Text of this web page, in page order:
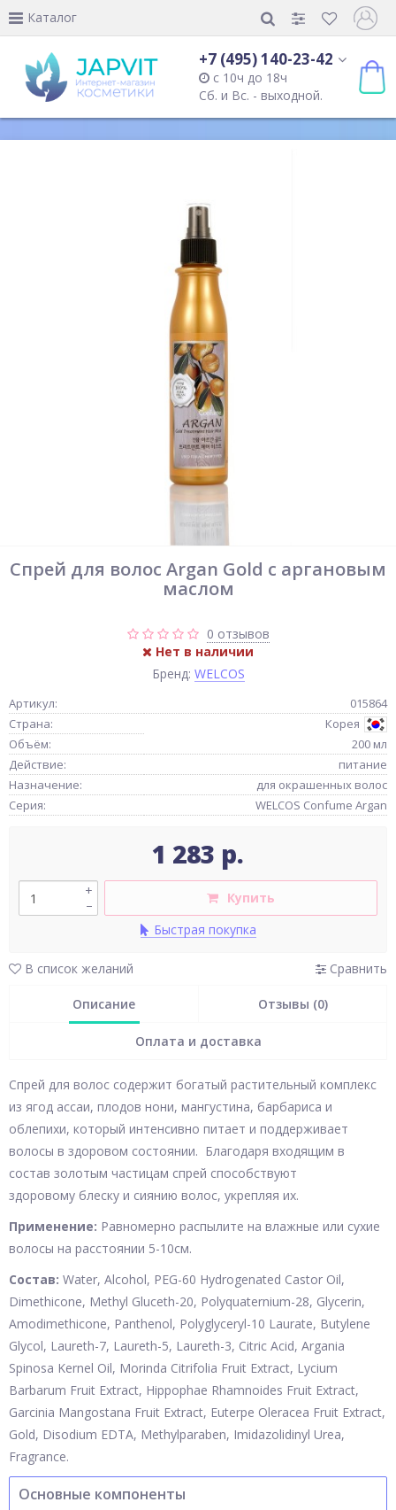
Каталог
+7 (495) 140-23-42
с 10ч до 18ч
Сб. и Вс. - выходной.
Спрей для волос Argan Gold с аргановым
маслом
0 отзывов
Нет в наличии
Бренд: WELCOS
Артикул:
015864
Страна:
Корея
Объём:
200 мл
Действие:
питание
Назначение:
для окрашенных волос
Серия:
WELCOS Confume Argan
1 283 р.
–
+
Купить
Быстрая покупка
В список желаний Сравнить
Описание Отзывы (0)
Оплата и доставка
Спрей для волос содержит богатый растительный комплекс
из ягод ассаи, плодов нони, мангустина, барбариса и
облепихи, который интенсивно питает и поддерживает
волосы в здоровом состоянии. Благодаря входящим в
состав золотым частицам спрей способствуют
здоровому блеску и сиянию волос, укрепляя их.
Применение: Равномерно распылите на влажные или сухие
волосы на расстоянии 5-10см.
Состав: Water, Alcohol, PEG-60 Hydrogenated Castor Oil,
Dimethicone, Methyl Gluceth-20, Polyquaternium-28, Glycerin,
Amodimethicone, Panthenol, Polyglyceryl-10 Laurate, Butylene
Glycol, Laureth-7, Laureth-5, Laureth-3, Citric Acid, Argania
Spinosa Kernel Oil, Morinda Citrifolia Fruit Extract, Lycium
Barbarum Fruit Extract, Hippophae Rhamnoides Fruit Extract,
Garcinia Mangostana Fruit Extract, Euterpe Oleracea Fruit Extract,
Gold, Disodium EDTA, Methylparaben, Imidazolidinyl Urea,
Fragrance.
Основные компоненты